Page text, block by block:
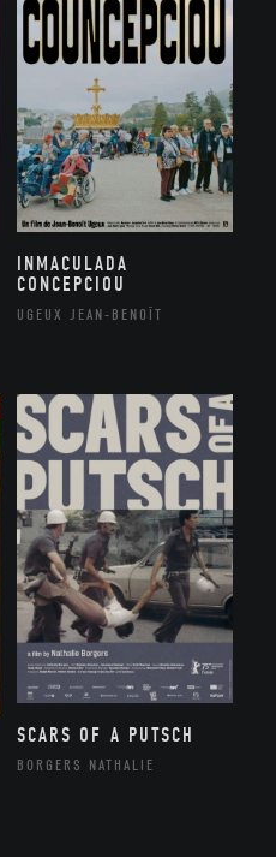
INMACULADA
CONCEPCIOU
UGEUX JEAN-BENOÎT
SCARS OF A PUTSCH
BORGERS NATHALIE